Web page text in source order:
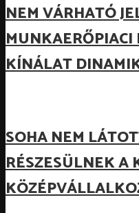
NEM VÁRHATÓ
MUNKAERŐPIACI
KÍNÁLAT
SOHA NEM
RÉSZESÜLNEK A